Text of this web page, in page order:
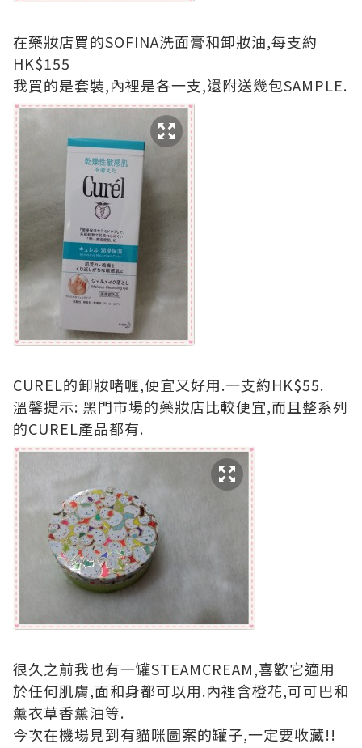
在藥妝店買的SOFINA洗面膏和卸妝油,每支約
HK$155
我買的是套裝,內裡是各一支,還附送幾包SAMPLE.
CUREL的卸妝啫喱,便宜又好用.一支約HK$55.
溫馨提示: 黑門市場的藥妝店比較便宜,而且整系列
的CUREL產品都有.
很久之前我也有一罐STEAMCREAM,喜歡它適用
於任何肌膚,面和身都可以用.內裡含橙花,可可巴和
薰衣草香薰油等.
今次在機場見到有貓咪圖案的罐子,一定要收藏!!